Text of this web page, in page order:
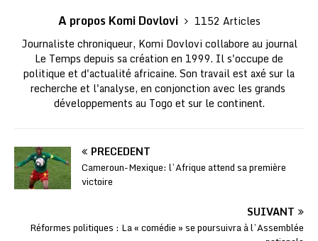
A propos Komi Dovlovi
1152 Articles
Journaliste chroniqueur, Komi Dovlovi collabore au journal
Le Temps depuis sa création en 1999. Il s'occupe de
politique et d'actualité africaine. Son travail est axé sur la
recherche et l'analyse, en conjonction avec les grands
développements au Togo et sur le continent.
PRÉCÉDENT
Cameroun-Mexique: l’Afrique attend sa première
victoire
SUIVANT
Réformes politiques : La « comédie » se poursuivra à l’Assemblée